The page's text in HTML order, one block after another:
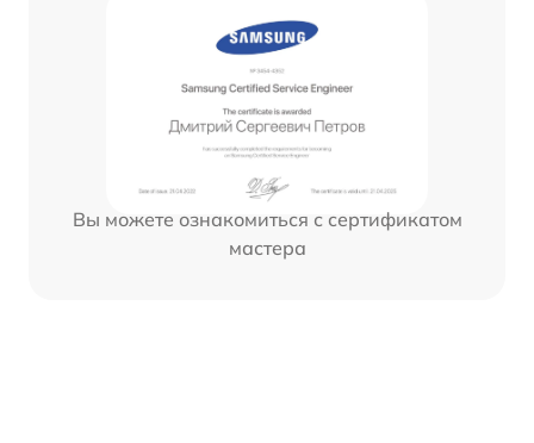
Вы можете ознакомиться с сертификатом
мастера